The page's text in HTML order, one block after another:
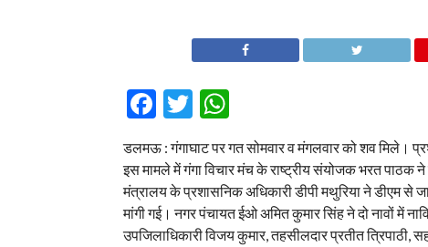
Facebook
Twitter
WhatsApp
डलमऊ : गंगाघाट पर गत सोमवार व मंगलवार को शव मिले।
इस मामले में गंगा विचार मंच के राष्ट्रीय संयोजक भरत पाठक
मंत्रालय के प्रशासनिक अधिकारी डीपी मथुरिया ने डीएम
मांगी गई। नगर पंचायत ईओ अमित कुमार सिंह ने दो नावों में
उपजिलाधिकारी विजय कुमार, तहसीलदार प्रतीत